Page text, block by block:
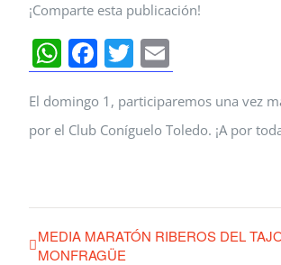
¡Comparte esta publicación!
WhatsApp
Facebook
Twitter
El domingo 1, participaremos una vez
por el Club Coníguelo Toledo. ¡A por
MEDIA MARATÓN RIBEROS DEL
MONFRAGÜE